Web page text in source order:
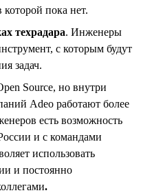
пока нет.
техрадара. Инженеры
с которым будут
задач.
Source, но внутри
Adeo работают более
есть возможность
и с командами
использовать
и постоянно
.